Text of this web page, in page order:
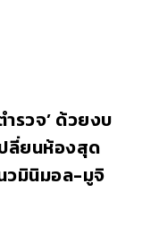
ำรวจ’ ด้วยงบ
ลี่ยนห้องสุด
วมินิมอล-มูจิ